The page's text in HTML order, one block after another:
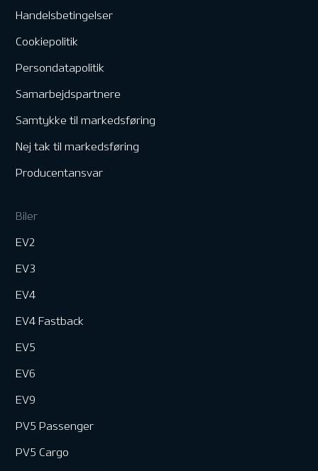
Handelsbetingelser
Cookiepolitik
Persondatapolitik
Samarbejdspartnere
Samtykke til markedsføring
Nej tak til markedsføring
Producentansvar
Biler
EV2
EV3
EV4
EV4 Fastback
EV5
EV6
EV9
PV5 Passenger
PV5 Cargo